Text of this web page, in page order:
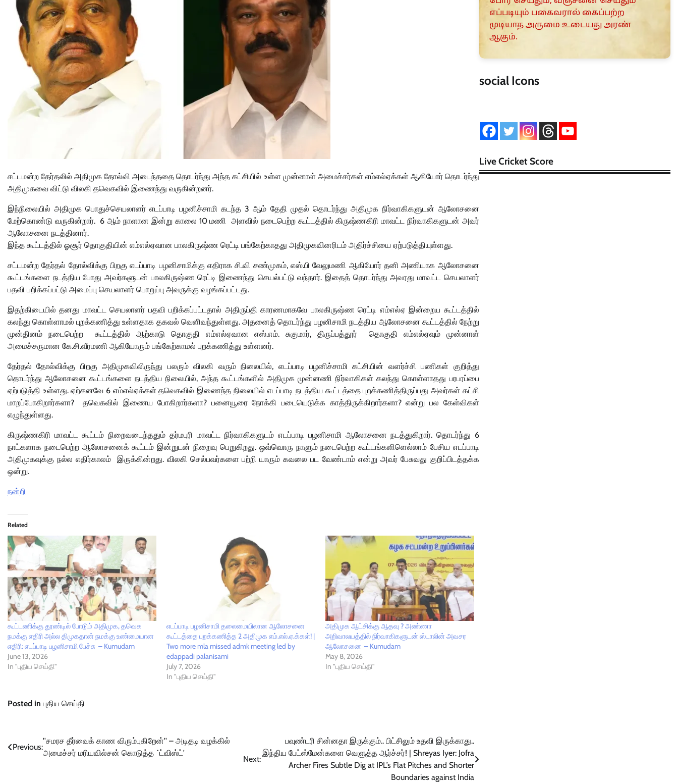
சட்டமன்ற தேர்தலில் அதிமுக தோல்வி அடைந்ததை தொடர்ந்து அந்த கட்சியில் உள்ள முன்னாள் அமைச்சர்கள் எம்எல்ஏக்கள் ஆகியோர் தொடர்ந்து
அதிமுகவை விட்டு விலகி தவெகவில் இணைந்து வருகின்றனர்.
இந்நிலையில் அதிமுக பொதுச்செயலாளர் எடப்பாடி பழனிச்சாமி கடந்த 3 ஆம் தேதி முதல் தொடர்ந்து அதிமுக நிர்வாகிகளுடன் ஆலோசனை
மேற்கொண்டு வருகின்றார். 6 ஆம் நாளான இன்று காலை 10 மணி அளவில் நடைபெற்ற கூட்டத்தில் கிருஷ்ணகிரி மாவட்ட நிர்வாகிகளுடன் அவர்
ஆலோசனை நடத்தினார்.
இந்த கூட்டத்தில் ஓசூர் தொகுதியின் எம்எல்ஏவான பாலகிருஷ்ண ரெட்டி பங்கேற்காதது அதிமுகவினரிடம் அதிர்ச்சியை ஏற்படுத்தியுள்ளது.
சட்டமன்ற தேர்தல் தோல்விக்கு பிறகு எடப்பாடி பழனிசாமிக்கு எதிராக சி.வி சண்முகம், எஸ்.பி வேலுமணி ஆகியோர் தனி அணியாக ஆலோசனை
கூட்டங்களை நடத்திய போது அவர்களுடன் பாலகிருஷ்ண ரெட்டி இணைந்து செயல்பட்டு வந்தார். இதைத் தொடர்ந்து அவரது மாவட்ட செயலாளர்
பதவி பறிக்கப்பட்டு அமைப்பு செயலாளர் பொறுப்பு அவருக்கு வழங்கப்பட்டது.
இதற்கிடையில் தனது மாவட்ட செயலாளர் பதவி பறிக்கப்பட்டதால் அதிருப்தி காரணமாகவே பாலகிருஷ்ண ரெட்டி எம்எல்ஏ இன்றைய கூட்டத்தில்
கலந்து கொள்ளாமல் புறக்கணித்து உள்ளதாக தகவல் வெளிவந்துள்ளது. அதனைத் தொடர்ந்து பழனிசாமி நடத்திய ஆலோசனை கூட்டத்தில் நேற்று
முன்தினம் நடைபெற்ற கூட்டத்தில் ஆற்காடு தொகுதி எம்எல்ஏவான எஸ்.எம். சுகுமார், திருப்பத்தூர் தொகுதி எம்எல்ஏவும் முன்னாள்
அமைச்சருமான கே.சி.வீரமணி ஆகியோரும் பங்கேற்காமல் புறக்கணித்து உள்ளனர்.
தேர்தல் தோல்விக்கு பிறகு அதிமுகவிலிருந்து பலரும் விலகி வரும் நிலையில், எடப்பாடி பழனிச்சாமி கட்சியின் வளர்ச்சி பணிகள் குறித்து
தொடர்ந்து ஆலோசனை கூட்டங்களை நடத்திய நிலையில், அந்த கூட்டங்களில் அதிமுக முன்னணி நிர்வாகிகள் கலந்து கொள்ளாதது பரபரப்பை
ஏற்படுத்தி உள்ளது. ஏற்கனவே 6 எம்எல்ஏக்கள் தவெகவில் இணைந்த நிலையில் எடப்பாடி நடத்திய கூட்டத்தை புறக்கணித்திருப்பது அவர்கள் கட்சி
மாறப்போகிறார்களா? தவெகவில் இணைய போகிறார்களா? பனையூரை நோக்கி படையெடுக்க காத்திருக்கிறார்களா? என்று பல கேள்விகள்
எழுந்துள்ளது.
கிருஷ்ணகிரி மாவட்ட கூட்டம் நிறைவடைந்ததும் தர்மபுரி மாவட்ட நிர்வாகிகளுடம் எடப்பாடி பழனிசாமி ஆலோசனை நடத்துகிறார். தொடர்ந்து 6
நாட்களாக நடைபெற்ற ஆலோசனைக் கூட்டம் இன்றுடன் நிறைவு பெறுகிறது. ஒவ்வொரு நாளும் நடைபெற்ற கூட்டங்களிளெல்லாம் பேசிய எடப்பாடி
அதிமுகவுக்கு நல்ல எதிர்காலம் இருக்கின்றது. விலகி செல்பவர்களை பற்றி யாரும் கவலை பட வேண்டாம் என்று அவர் பேசுவது குறிப்பிடத்தக்க
ஒன்று.
நன்றி
Related
கூட்டணிக்கு தூண்டில் போடும் அதிமுக, தவெக
நமக்கு எதிரி அல்ல திமுகதான் நமக்கு உண்மையான
எதிரி: எடப்பாடி பழனிசாமி பேச்சு – Kumudam
June 13, 2026
In "புதிய செய்தி"
எடப்பாடி பழனிசாமி தலைமையிலான ஆலோசனை
கூட்டத்தை புறக்கணித்த 2 அதிமுக எம்.எல்.ஏ.க்கள்! |
Two more mla missed admk meeting led by
edappadi palanisami
July 7, 2026
In "புதிய செய்தி"
அதிமுக ஆட்சிக்கு ஆதவு ? அண்ணா
அறிவாலயத்தில் நிர்வாகிகளுடன் ஸ்டாலின் அவசர
ஆலோசனை – Kumudam
May 8, 2026
In "புதிய செய்தி"
Posted in புதிய செய்தி
Post
navigation
Previous:
''சமரச தீர்வைக் காண விரும்புகிறேன்'' – அடிதடி வழக்கில்
அமைச்சர் மரியவில்சன் கொடுத்த `ட்விஸ்ட்'
Next:
பவுண்டரி சின்னதா இருக்கும்.. பிட்சிலும் உதவி இருக்காது..
இந்திய பேட்ஸ்மேன்களை வெளுத்த ஆர்ச்சர்! | Shreyas Iyer: Jofra
Archer Fires Subtle Dig at IPL’s Flat Pitches and Shorter
Boundaries against India
எப்படியும் பகைவரால் கைப்பற்ற
முடியாத அருமை உடையது அரண்
ஆகும்.
social Icons
Live Cricket Score